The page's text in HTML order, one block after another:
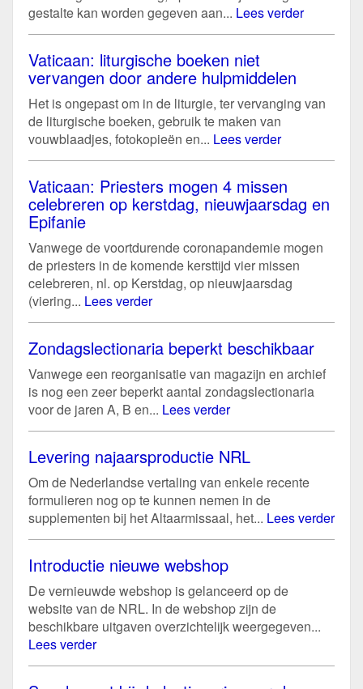
gestalte kan worden gegeven aan... Lees verder
Vaticaan: liturgische boeken niet
vervangen door andere hulpmiddelen
Het is ongepast om in de liturgie, ter vervanging van
de liturgische boeken, gebruik te maken van
vouwblaadjes, fotokopieën en... Lees verder
Vaticaan: Priesters mogen 4 missen
celebreren op kerstdag, nieuwjaarsdag en
Epifanie
Vanwege de voortdurende coronapandemie mogen
de priesters in de komende kersttijd vier missen
celebreren, nl. op Kerstdag, op nieuwjaarsdag
(viering... Lees verder
Zondagslectionaria beperkt beschikbaar
Vanwege een reorganisatie van magazijn en archief
is nog een zeer beperkt aantal zondagslectionaria
voor de jaren A, B en... Lees verder
Levering najaarsproductie NRL
Om de Nederlandse vertaling van enkele recente
formulieren nog op te kunnen nemen in de
supplementen bij het Altaarmissaal, het... Lees verder
Introductie nieuwe webshop
De vernieuwde webshop is gelanceerd op de
website van de NRL. In de webshop zijn de
beschikbare uitgaven overzichtelijk weergegeven...
Lees verder